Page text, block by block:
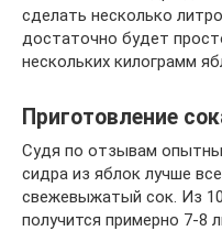
сделать несколько
достаточно будет
нескольких килограмм
Приготовление
Судя по отзывам
сидра из яблок лучше
свежевыжатый сок. Из
получится примерно 7-8